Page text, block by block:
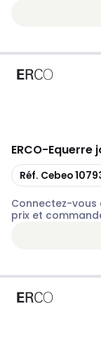
ERCO-Equerre
Copier
Réf. Cebeo
Connectez-
prix et